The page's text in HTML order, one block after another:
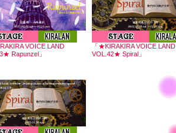
VOICE LAND
Rapunzel」
「★KIRAKIRA VOICE LAND
VOL.42★ Spiral」